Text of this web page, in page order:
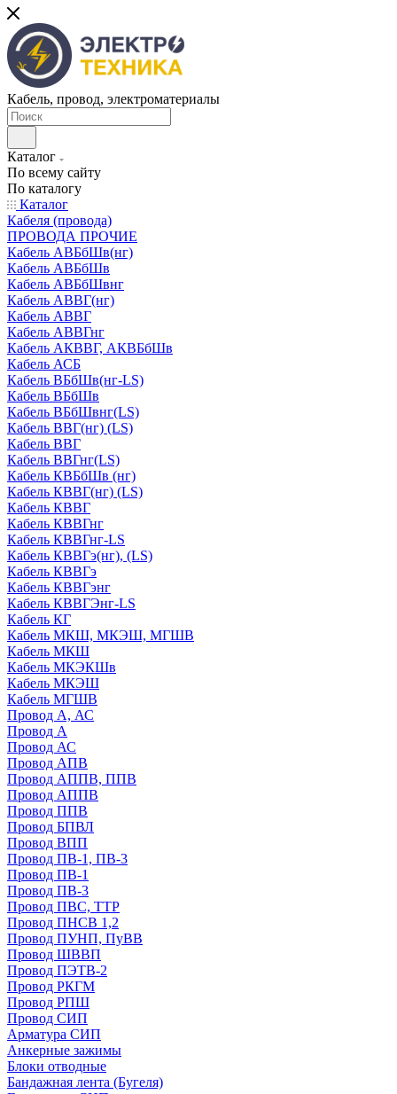
Кабель, провод, электроматериалы
Каталог
По всему сайту
По каталогу
Каталог
Кабеля (провода)
ПРОВОДА ПРОЧИЕ
Кабель АВБбШв(нг)
Кабель АВБбШв
Кабель АВБбШвнг
Кабель АВВГ(нг)
Кабель АВВГ
Кабель АВВГнг
Кабель АКВВГ, АКВБбШв
Кабель АСБ
Кабель ВБбШв(нг-LS)
Кабель ВБбШв
Кабель ВБбШвнг(LS)
Кабель ВВГ(нг) (LS)
Кабель ВВГ
Кабель ВВГнг(LS)
Кабель КВБбШв (нг)
Кабель КВВГ(нг) (LS)
Кабель КВВГ
Кабель КВВГнг
Кабель КВВГнг-LS
Кабель КВВГэ(нг), (LS)
Кабель КВВГэ
Кабель КВВГэнг
Кабель КВВГЭнг-LS
Кабель КГ
Кабель МКШ, МКЭШ, МГШВ
Кабель МКШ
Кабель МКЭКШв
Кабель МКЭШ
Кабель МГШВ
Провод А, АС
Провод А
Провод АС
Провод АПВ
Провод АППВ, ППВ
Провод АППВ
Провод ППВ
Провод БПВЛ
Провод ВПП
Провод ПВ-1, ПВ-3
Провод ПВ-1
Провод ПВ-3
Провод ПВС, ТТР
Провод ПНСВ 1,2
Провод ПУНП, ПуВВ
Провод ШВВП
Провод ПЭТВ-2
Провод РКГМ
Провод РПШ
Провод СИП
Арматура СИП
Анкерные зажимы
Блоки отводные
Бандажная лента (Бугеля)